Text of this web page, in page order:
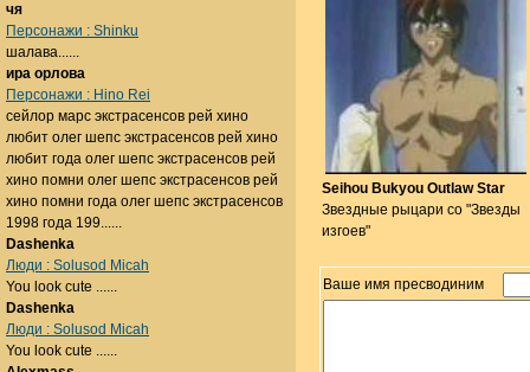
Seihou Bukyou Outlaw Star
Звездные рыцари со "Звезды
изгоев"
Ваше имя пресводиним
чя
Персонажи : Shinku
шалава......
ира орлова
Персонажи : Hino Rei
сейлор марс экстрасенсов рей хино
любит олег шепс экстрасенсов рей хино
любит года олег шепс экстрасенсов рей
хино помни олег шепс экстрасенсов рей
хино помни года олег шепс экстрасенсов
1998 года 199......
Dashenka
Люди : Solusod Micah
You look cute ......
Dashenka
Люди : Solusod Micah
You look cute ......